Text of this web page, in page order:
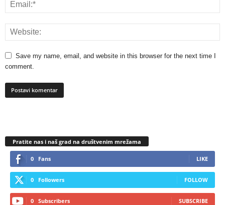
Save my name, email, and website in this browser for the next time I
comment.
Pratite nas i naš grad na društvenim mrežama
0 Fans LIKE
0 Followers FOLLOW
0 Subscribers SUBSCRIBE